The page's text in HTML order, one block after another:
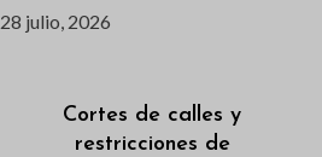
28 julio, 2026
Cortes de calles y
restricciones de